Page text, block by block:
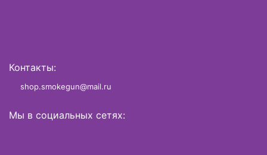
Контакты:
shop.smokegun@mail.ru
Мы в социальных сетях: